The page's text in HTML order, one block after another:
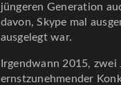
jüngeren Generation
davon, Skype mal
ausgelegt war.
Irgendwann 2015,
ernstzunehmender